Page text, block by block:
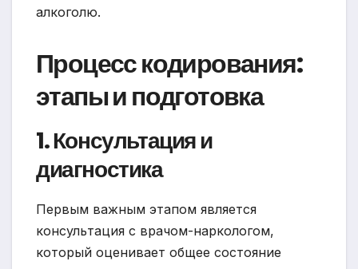
алкоголю.
Процесс кодирования:
этапы и подготовка
1. Консультация и
диагностика
Первым важным этапом является
консультация с врачом-наркологом,
который оценивает общее состояние